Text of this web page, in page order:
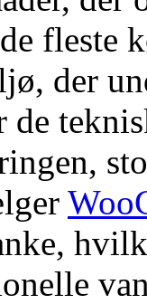
fleste
der